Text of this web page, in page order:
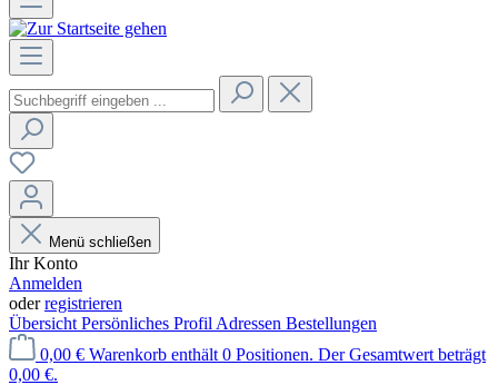
Menü schließen
Ihr Konto
Anmelden
oderregistrieren
Übersicht Persönliches Profil Adressen Bestellungen
0,00 € Warenkorb enthält 0 Positionen. Der Gesamtwert beträgt
0,00 €.